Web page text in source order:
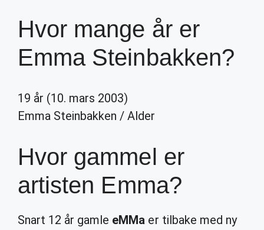
Hvor mange år er
Emma Steinbakken?
19 år (10. mars 2003)
Emma Steinbakken /Alder
Hvor gammel er
artisten Emma?
Snart 12 år gamle eMMa er tilbake med ny